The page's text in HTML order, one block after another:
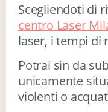
Scegliendoti di
centro Laser
laser, i tempi di
Potrai sin da
unicamente
violenti o